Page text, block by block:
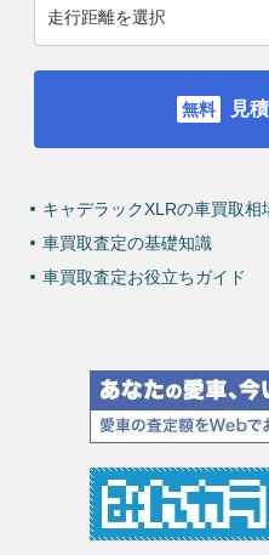
見
キャデラックXLRの車買取相
車買取査定の基礎知識
車買取査定お役立ちガイド